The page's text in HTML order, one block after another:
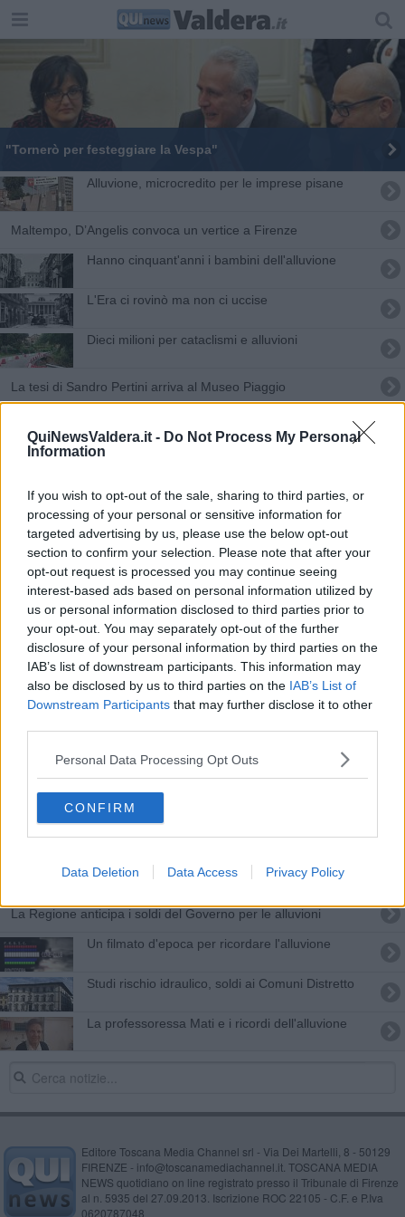
QuiNewsValdera.it - Do Not Process My Personal
Information
If you wish to opt-out of the sale, sharing to third parties, or
processing of your personal or sensitive information for
targeted advertising by us, please use the below opt-out
section to confirm your selection. Please note that after your
opt-out request is processed you may continue seeing
interest-based ads based on personal information utilized by
us or personal information disclosed to third parties prior to
your opt-out. You may separately opt-out of the further
disclosure of your personal information by third parties on the
IAB’s list of downstream participants. This information may
also be disclosed by us to third parties on the IAB’s List of
Downstream Participants that may further disclose it to other
Personal Data Processing Opt Outs
CONFIRM
Data Deletion Data Access Privacy Policy
"Tornerò per festeggiare la Vespa"
Alluvione, microcredito per le imprese pisane
Maltempo, D’Angelis convoca un vertice a Firenze
Hanno cinquant'anni i bambini dell'alluvione
​L'Era ci rovinò ma non ci uccise
Dieci milioni per cataclismi e alluvioni
La tesi di Sandro Pertini arriva al Museo Piaggio
Lavori sugli argini maestri, fissate le palancole
La Valdera si prepara ai festeggiamenti del 25 aprile
Alluvione del '66, i ricordi della gente
Alluvione del '66, un convegno in vista
dell'anniversario
Ecco le banche che aiuteranno Ponsacco
Lo scolmatore visto da dentro
Morte Biasci, il dolore della Pubblica assistenza
alluvioni
La Liberazione nel segno di Pertini
Arrivederci 2014, un anno dalla A alla Z
Rossi ai sindaci: "Fare i lavori per la tutela dei
La Regione anticipa i soldi del Governo per le alluvioni
Un filmato d'epoca per ricordare l'alluvione
Studi rischio idraulico, soldi ai Comuni Distretto
La professoressa Mati e i ricordi dell'alluvione
Editore Toscana Media Channel srl - Via Dei Martelli, 8 - 50129
FIRENZE - info@toscanamediachannel.it. TOSCANA MEDIA
NEWS quotidiano on line registrato presso il Tribunale di Firenze
al n. 5935 del 27.09.2013. Iscrizione ROC 22105 - C.F. e P.Iva
0620787048